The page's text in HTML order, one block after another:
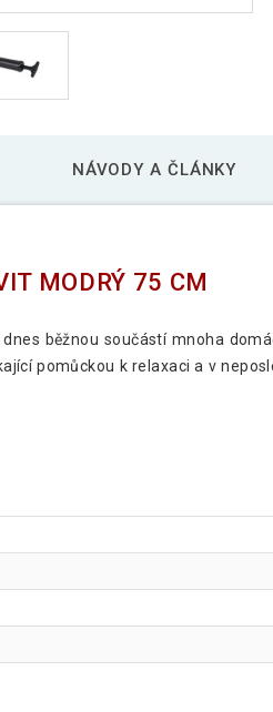
NÁVODY A ČLÁNKY
MODRÝ 75 CM
běžnou součástí mnoha
pomůckou k relaxaci a v